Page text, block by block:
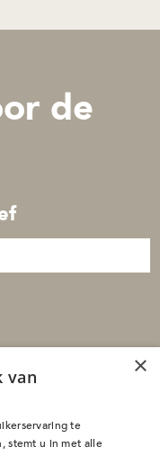
de
×
van
te
stemt u in met alle